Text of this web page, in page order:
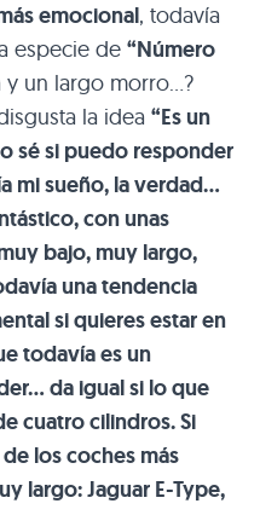
emocional, todavía
especie de “Número
y un largo morro…?
la idea “Es un
sé si puedo responder
mi sueño, la verdad…
con unas
bajo, muy largo,
una tendencia
si quieres estar en
todavía es un
da igual si lo que
cuatro cilindros. Si
los coches más
largo: Jaguar E-Type,